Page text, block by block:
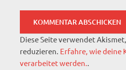
Diese Seite verwendet
reduzieren. Erfahre, wie deine
verarbeitet werden..